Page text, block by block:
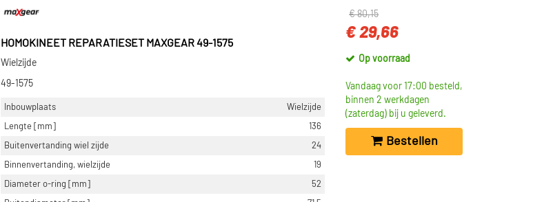
HOMOKINEET REPARATIESET MAXGEAR 49-1575
Wielzijde
49-1575
Inbouwplaats
Wielzijde
Lengte [mm]
136
Buitenvertanding wiel zijde
24
Binnenvertanding, wielzijde
19
Diameter o-ring [mm]
52
€ 80,15
€ 29,66
Op voorraad
Vandaag voor 17:00 besteld,
binnen 2 werkdagen
(zaterdag) bij u geleverd.
Bestellen